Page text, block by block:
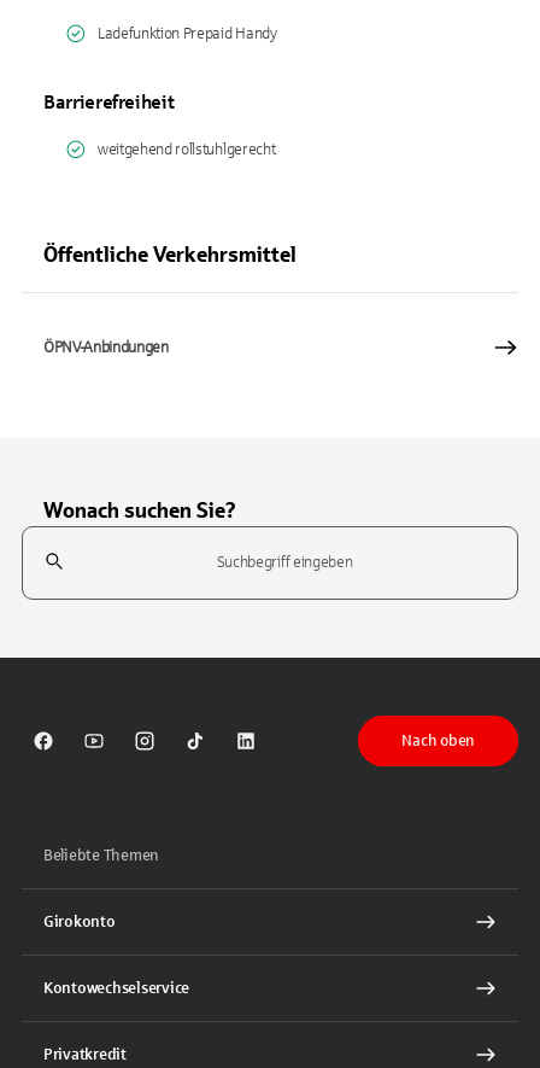
Ladefunktion Prepaid Handy
Barrierefreiheit
weitgehend rollstuhlgerecht
Öffentliche Verkehrsmittel
ÖPNV-Anbindungen
Wonach suchen Sie?
Suchfeld
Sparkasse auf Facebook
Sparkasse auf Youtube
Sparkasse auf Instagram
Sparkasse auf TikTok
Sparkasse auf LinkedIn
Nach oben
Beliebte Themen
Girokonto
Kontowechselservice
Privatkredit